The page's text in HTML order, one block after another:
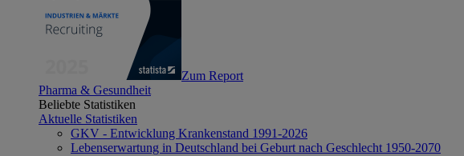
Zum Report
Pharma & Gesundheit
Beliebte Statistiken
Aktuelle Statistiken
GKV - Entwicklung Krankenstand 1991-2026
Lebenserwartung in Deutschland bei Geburt nach Geschlecht 1950-2070